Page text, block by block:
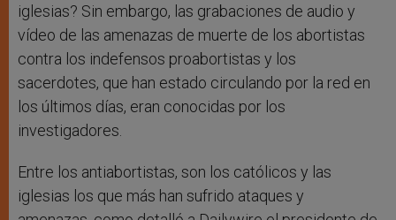
iglesias? Sin embargo, las grabaciones de audio y
vídeo de las amenazas de muerte de los abortistas
contra los indefensos proabortistas y los
sacerdotes, que han estado circulando por la red en
los últimos días, eran conocidas por los
investigadores.
Entre los antiabortistas, son los católicos y las
iglesias los que más han sufrido ataques y